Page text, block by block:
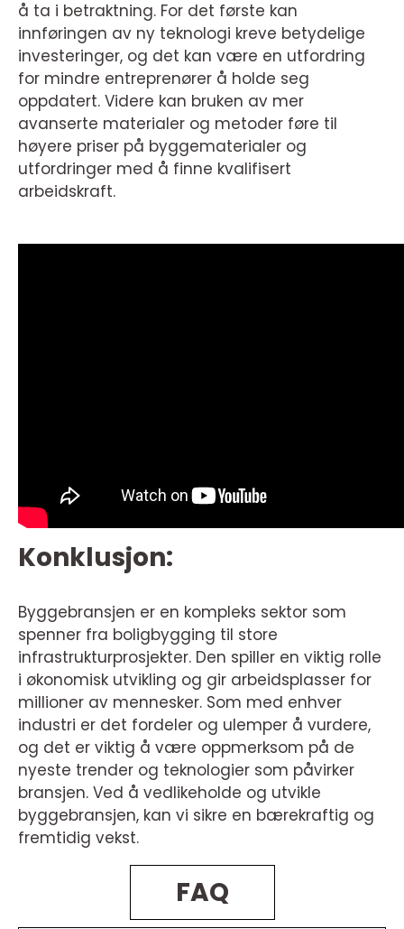
å ta i betraktning. For det første kan
innføringen av ny teknologi kreve betydelige
investeringer, og det kan være en utfordring
for mindre entreprenører å holde seg
oppdatert. Videre kan bruken av mer
avanserte materialer og metoder føre til
høyere priser på byggematerialer og
utfordringer med å finne kvalifisert
arbeidskraft.
Konklusjon:
Byggebransjen er en kompleks sektor som
spenner fra boligbygging til store
infrastrukturprosjekter. Den spiller en viktig rolle
i økonomisk utvikling og gir arbeidsplasser for
millioner av mennesker. Som med enhver
industri er det fordeler og ulemper å vurdere,
og det er viktig å være oppmerksom på de
nyeste trender og teknologier som påvirker
bransjen. Ved å vedlikeholde og utvikle
byggebransjen, kan vi sikre en bærekraftig og
fremtidig vekst.
FAQ